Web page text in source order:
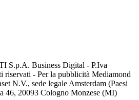
S.p.A. Business Digital - P.Iva
riservati - Per la pubblicità Mediamond
N.V., sede legale Amsterdam (Paesi
46, 20093 Cologno Monzese (MI)